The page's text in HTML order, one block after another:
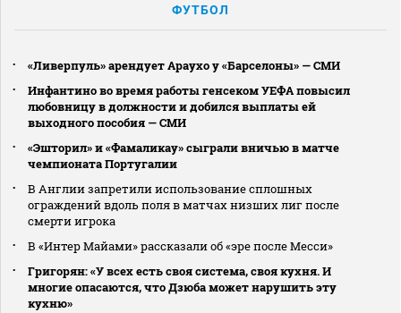
ФУТБОЛ
«Ливерпуль» арендует Араухо у «Барселоны» — СМИ
Инфантино во время работы генсеком УЕФА повысил
любовницу в должности и добился выплаты ей
выходного пособия — СМИ
«Эшторил» и «Фамаликау» сыграли вничью в матче
чемпионата Португалии
В Англии запретили использование сплошных
ограждений вдоль поля в матчах низших лиг после
смерти игрока
В «Интер Майами» рассказали об «эре после Месси»
Григорян: «У всех есть своя система, своя кухня. И
многие опасаются, что Дзюба может нарушить эту
кухню»